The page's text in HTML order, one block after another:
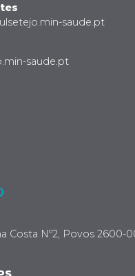
saude.pt
saude.pt
Costa Nº2, Povos 2600-